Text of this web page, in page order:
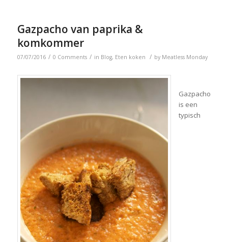
Gazpacho van paprika &
komkommer
07/07/2016 / 0 Comments / in Blog, Eten koken / by Meatless Monday
Gazpacho
is een
typisch